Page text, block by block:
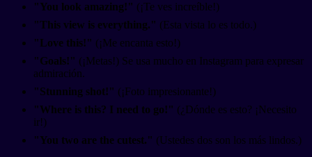
"You look amazing!" (¡Te ves increíble!)
"This view is everything." (Esta vista lo es todo.)
"Love this!" (¡Me encanta esto!)
"Goals!" (¡Metas!) Se usa mucho en Instagram para expresar
admiración.
"Stunning shot!" (¡Foto impresionante!)
"Where is this? I need to go!" (¿Dónde es esto? ¡Necesito
ir!)
"You two are the cutest." (Ustedes dos son los más lindos.)